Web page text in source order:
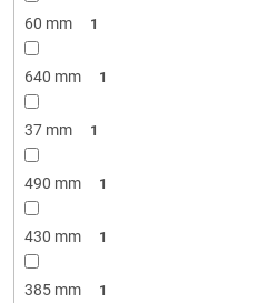
60 mm 1
640 mm 1
37 mm 1
490 mm 1
430 mm 1
385 mm 1